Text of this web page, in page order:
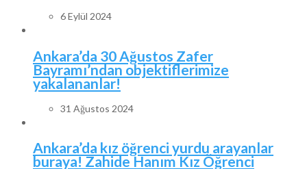
6 Eylül 2024
Ankara’da 30 Ağustos Zafer
Bayramı’ndan objektiflerimize
yakalananlar!
31 Ağustos 2024
Ankara’da kız öğrenci yurdu arayanlar
buraya! Zahide Hanım Kız Öğrenci